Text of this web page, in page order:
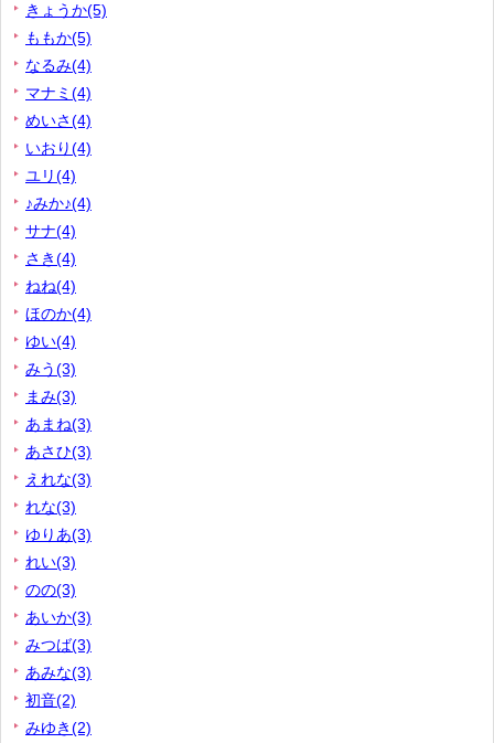
きょうか(5)
ももか(5)
なるみ(4)
マナミ(4)
めいさ(4)
いおり(4)
ユリ(4)
♪みか♪(4)
サナ(4)
さき(4)
ねね(4)
ほのか(4)
ゆい(4)
みう(3)
まみ(3)
あまね(3)
あさひ(3)
えれな(3)
れな(3)
ゆりあ(3)
れい(3)
のの(3)
あいか(3)
みつば(3)
あみな(3)
初音(2)
みゆき(2)